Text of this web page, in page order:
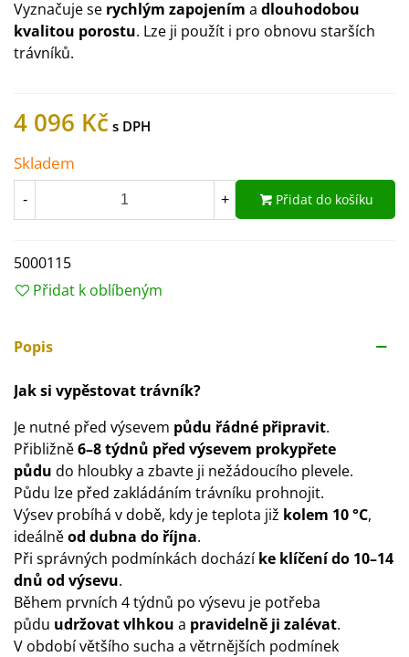
Vyznačuje se rychlým zapojením a dlouhodobou
kvalitou porostu. Lze ji použít i pro obnovu starších
trávníků.
4 096 Kč
Skladem
- + Přidat do košíku
5000115
Přidat k oblíbeným
Popis
Jak si vypěstovat trávník?
Je nutné před výsevem půdu řádné připravit.
Přibližně6–8 týdnů před výsevem prokypřete
půdu do hloubky a zbavte ji nežádoucího plevele.
Půdu lze před zakládáním trávníku prohnojit.
Výsev probíhá v době, kdy je teplota již kolem 10 °C,
ideálněod dubna do října.
Při správných podmínkách docházíke klíčení do 10–14
dnů od výsevu.
Během prvních 4 týdnů po výsevu je potřeba
půdu udržovat vlhkou a pravidelně ji zalévat.
V období většího sucha a větrnějších podmínek